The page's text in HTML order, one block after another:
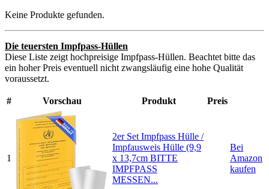
Keine Produkte gefunden.
Die teuersten Impfpass-Hüllen
Diese Liste zeigt hochpreisige Impfpass-Hüllen. Beachtet bitte das
ein hoher Preis eventuell nicht zwangsläufig eine hohe Qualität
voraussetzt.
# Vorschau Produkt Preis
1
2er Set Impfpass Hülle /
Impfausweis Hülle (9,9
x 13,7cm BITTE
IMPFPASS
MESSEN...
Bei
Amazon
kaufen